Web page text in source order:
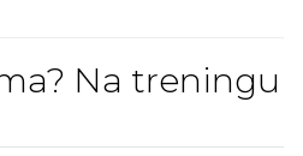
Na treningu